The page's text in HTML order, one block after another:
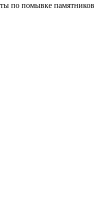
по помывке памятников